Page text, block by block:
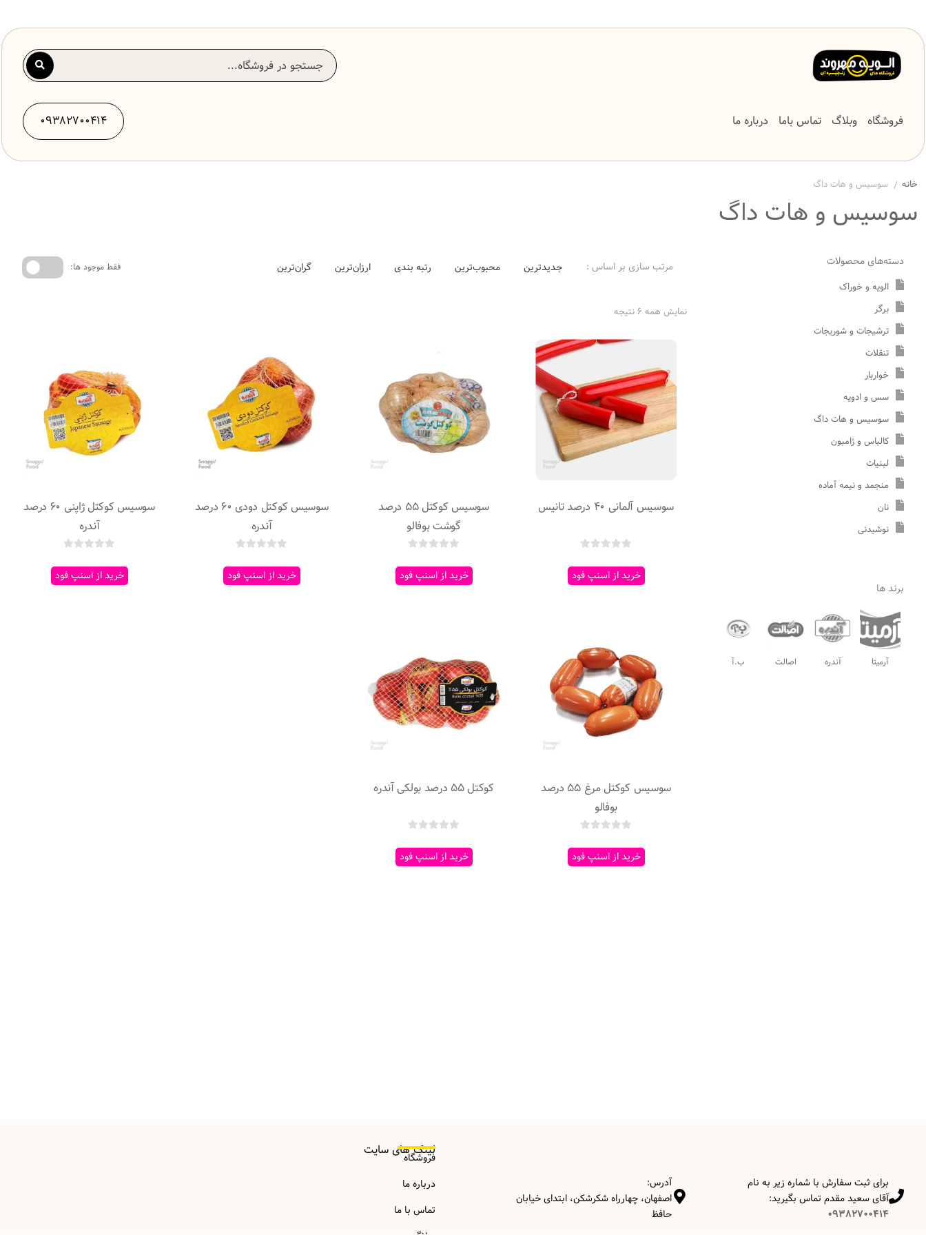
فروشگاه وبلاگ تماس باما درباره ما 09382700414
خانه / سوسیس و هات داگ
سوسیس و هات داگ
مرتب سازی بر اساس : جدیدترین محبوب‌ترین رتبه بندی ارزان‌ترین گران‌ترین فقط موجود ها:
نمایش همه 6 نتیجه
سوسیس آلمانی 40 درصد تانیس
خرید از اسنپ فود
سوسیس کوکتل 55 درصد
گوشت بوفالو
خرید از اسنپ فود
سوسیس کوکتل دودی 60 درصد
آندره
خرید از اسنپ فود
سوسیس کوکتل ژاپنی 60 درصد
آندره
خرید از اسنپ فود
سوسیس کوکتل مرغ 55 درصد
بوفالو
خرید از اسنپ فود
کوکتل 55 درصد بولکی آندره
خرید از اسنپ فود
دسته‌های محصولات
الویه و خوراک
برگر
ترشیجات و شوریجات
تنقلات
خواربار
سس و ادویه
سوسیس و هات داگ
کالباس و ژامبون
لبنیات
منجمد و نیمه آماده
نان
نوشیدنی
برند ها
آرمیتا آندره اصالت ب.آ
برای ثبت سفارش با شماره زیر به نام
آقای سعید مقدم تماس بگیرید:
09382700414
آدرس:
اصفهان، چهارراه شکرشکن، ابتدای خیابان
حافظ
لینک های سایت
فروشگاه
درباره ما
تماس با ما